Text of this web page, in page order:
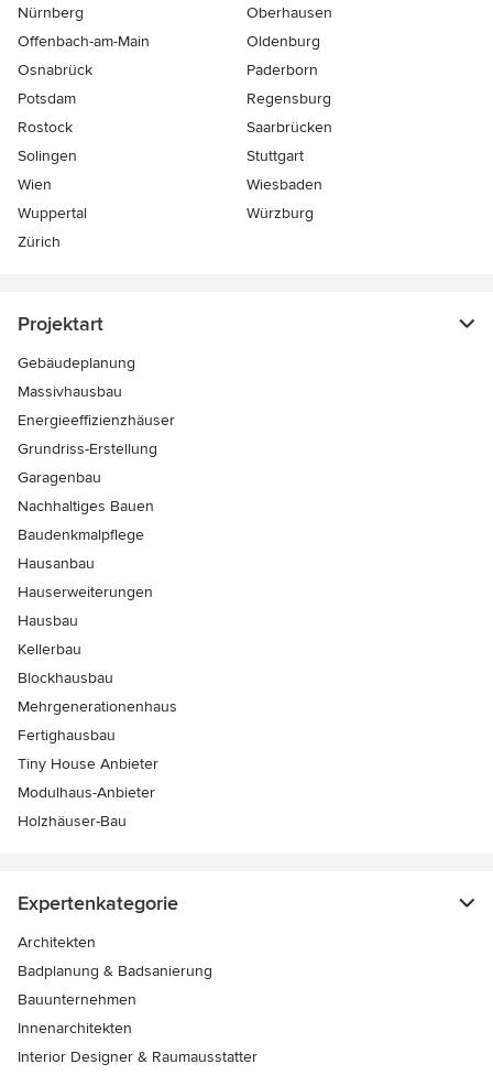
Nürnberg
Oberhausen
Offenbach-am-Main
Oldenburg
Osnabrück
Paderborn
Potsdam
Regensburg
Rostock
Saarbrücken
Solingen
Stuttgart
Wien
Wiesbaden
Wuppertal
Würzburg
Zürich
Projektart
Gebäudeplanung
Massivhausbau
Energieeffizienzhäuser
Grundriss-Erstellung
Garagenbau
Nachhaltiges Bauen
Baudenkmalpflege
Hausanbau
Hauserweiterungen
Hausbau
Kellerbau
Blockhausbau
Mehrgenerationenhaus
Fertighausbau
Tiny House Anbieter
Modulhaus-Anbieter
Holzhäuser-Bau
Expertenkategorie
Architekten
Badplanung & Badsanierung
Bauunternehmen
Innenarchitekten
Interior Designer & Raumausstatter